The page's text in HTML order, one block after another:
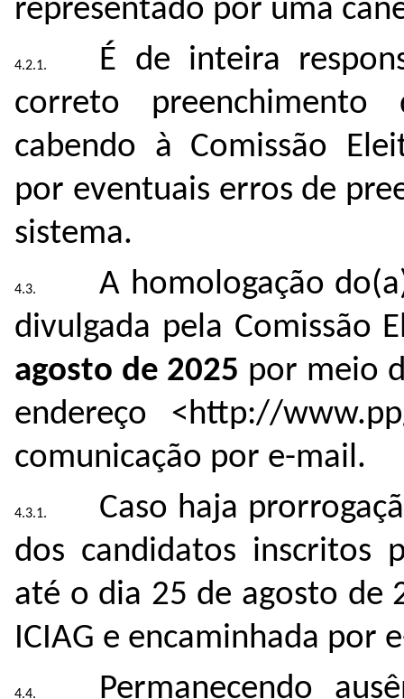
representado por uma
É de inteira
correto
cabendo à Comissão
por eventuais erros de
sistema.
A homologação
divulgada pela Comissão
agosto de 2025 por meio
endereço <http://
comunicação por e-mail.
Caso haja
dos candidatos inscritos
até o dia 25 de agosto de
ICIAG e encaminhada por
Permanecendo